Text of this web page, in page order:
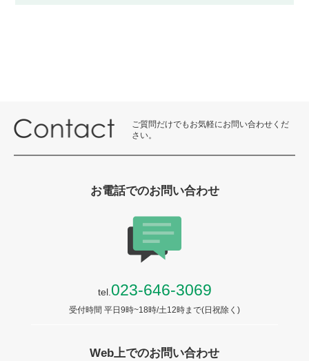
ご質問だけでもお気軽にお問い合わせくだ
さい。
お電話でのお問い合わせ
tel.023-646-3069
受付時間 平日9時~18時/土12時まで(日祝除く)
Web上でのお問い合わせ